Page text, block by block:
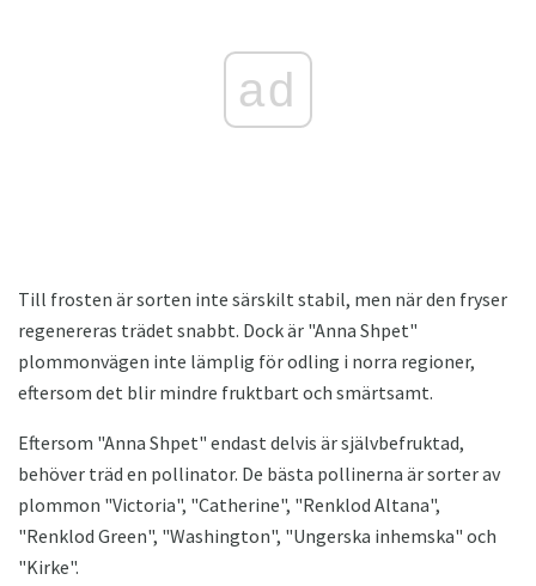
ad
Till frosten är sorten inte särskilt stabil, men när den fryser
regenereras trädet snabbt. Dock är "Anna Shpet"
plommonvägen inte lämplig för odling i norra regioner,
eftersom det blir mindre fruktbart och smärtsamt.
Eftersom "Anna Shpet" endast delvis är självbefruktad,
behöver träd en pollinator. De bästa pollinerna är sorter av
plommon "Victoria", "Catherine", "Renklod Altana",
"Renklod Green", "Washington", "Ungerska inhemska" och
"Kirke".